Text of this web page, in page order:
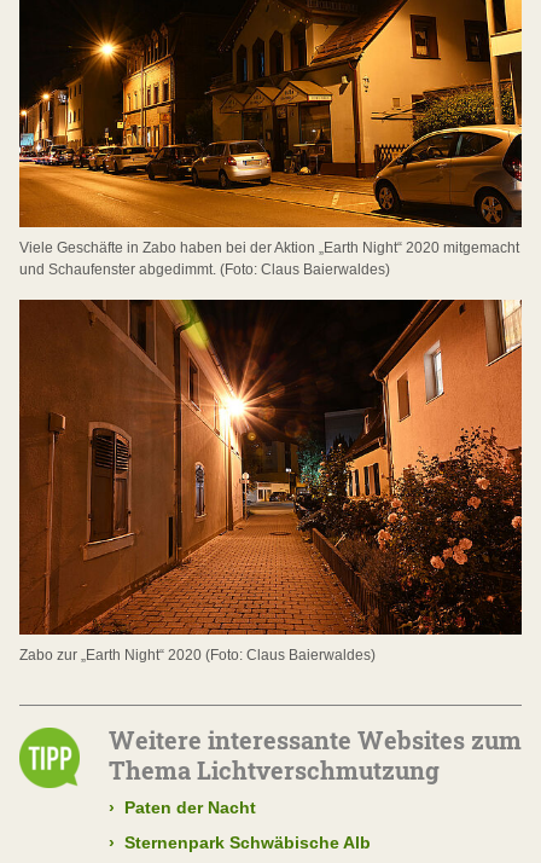
Viele Geschäfte in Zabo haben bei der Aktion „Earth Night“ 2020 mitgemacht
und Schaufenster abgedimmt. (Foto: Claus Baierwaldes)
Zabo zur „Earth Night“ 2020 (Foto: Claus Baierwaldes)
Weitere interessante Websites zum
Thema Lichtverschmutzung
›
Paten der Nacht
› Sternenpark Schwäbische Alb